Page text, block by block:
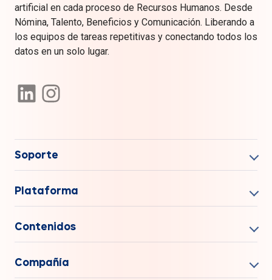
artificial en cada proceso de Recursos Humanos. Desde
Nómina, Talento, Beneficios y Comunicación. Liberando a
los equipos de tareas repetitivas y conectando todos los
datos en un solo lugar.
Soporte
Plataforma
Contenidos
Compañía